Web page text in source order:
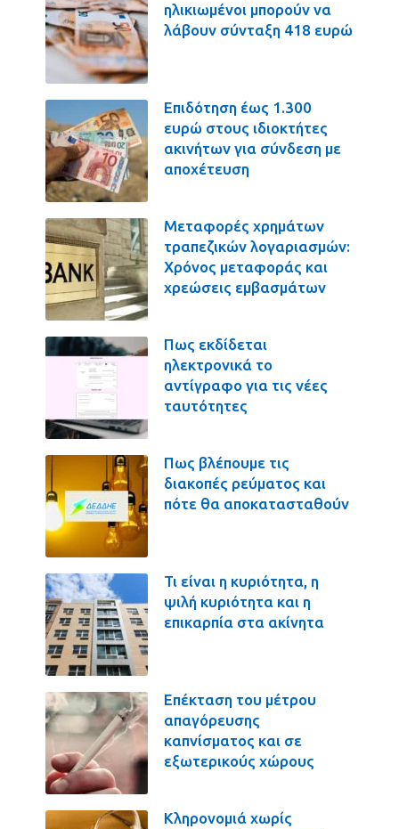
ηλικιωμένοι μπορούν να
λάβουν σύνταξη 418 ευρώ
Επιδότηση έως 1.300
ευρώ στους ιδιοκτήτες
ακινήτων για σύνδεση με
αποχέτευση
Μεταφορές χρημάτων
τραπεζικών λογαριασμών:
Χρόνος μεταφοράς και
χρεώσεις εμβασμάτων
Πως εκδίδεται
ηλεκτρονικά το
αντίγραφο για τις νέες
ταυτότητες
Πως βλέπουμε τις
διακοπές ρεύματος και
πότε θα αποκατασταθούν
Τι είναι η κυριότητα, η
ψιλή κυριότητα και η
επικαρπία στα ακίνητα
Επέκταση του μέτρου
απαγόρευσης
καπνίσματος και σε
εξωτερικούς χώρους
Κληρονομιά χωρίς